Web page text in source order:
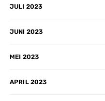
JULI 2023
JUNI 2023
MEI 2023
APRIL 2023